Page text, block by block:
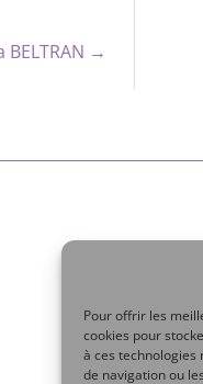
Pour offrir les
cookies pour
à ces
de navigation ou
BELTRAN →